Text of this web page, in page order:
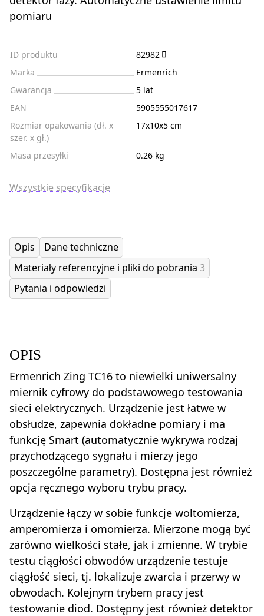
pomiaru
ID produktu
82982
Marka
Ermenrich
Gwarancja
5 lat
EAN
5905555017617
Rozmiar opakowania (dł. x
szer. x gł.)
17x10x5 cm
Masa przesyłki 0.26 kg
Wszystkie specyfikacje
Opis
Dane techniczne
Materiały referencyjne i pliki do pobrania 3
Pytania i odpowiedzi
OPIS
Ermenrich Zing TC16 to niewielki uniwersalny
miernik cyfrowy do podstawowego testowania
sieci elektrycznych. Urządzenie jest łatwe w
obsłudze, zapewnia dokładne pomiary i ma
funkcję Smart (automatycznie wykrywa rodzaj
przychodzącego sygnału i mierzy jego
poszczególne parametry). Dostępna jest również
opcja ręcznego wyboru trybu pracy.
Urządzenie łączy w sobie funkcje woltomierza,
amperomierza i omomierza. Mierzone mogą być
zarówno wielkości stałe, jak i zmienne. W trybie
testu ciągłości obwodów urządzenie testuje
ciągłość sieci, tj. lokalizuje zwarcia i przerwy w
obwodach. Kolejnym trybem pracy jest
testowanie diod. Dostępny jest również detektor